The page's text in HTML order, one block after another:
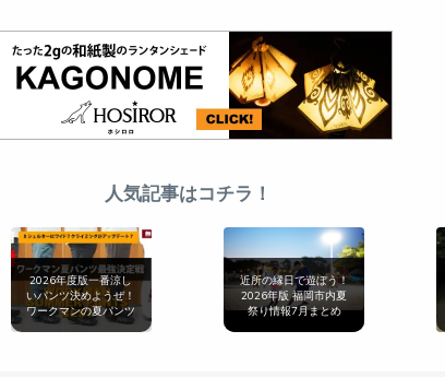
人気記事はコチラ！
2026年度版一番涼し
いパンツ決めようぜ！
ワークマンの夏パンツ
最強決定戦[無印良品
近所の縁日で遊ぼう！
2026年版 福岡市内夏
祭り情報7月まとめ